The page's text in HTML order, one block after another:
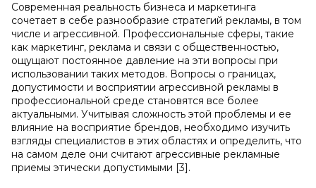
Современная реальность бизнеса и маркетинга
сочетает в себе разнообразие стратегий рекламы, в том
числе и агрессивной. Профессиональные сферы, такие
как маркетинг, реклама и связи с общественностью,
ощущают постоянное давление на эти вопросы при
использовании таких методов. Вопросы о границах,
допустимости и восприятии агрессивной рекламы в
профессиональной среде становятся все более
актуальными. Учитывая сложность этой проблемы и ее
влияние на восприятие брендов, необходимо изучить
взгляды специалистов в этих областях и определить, что
на самом деле они считают агрессивные рекламные
приемы этически допустимыми [3].